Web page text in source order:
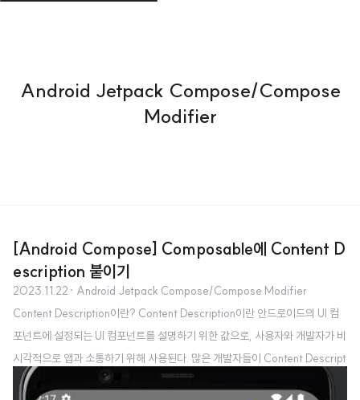
Android Jetpack Compose/Compose
Modifier
[Android Compose] Composable에 Content D
escription 붙이기
2023.11.22 · Android Jetpack Compose/Compose Modifier
Content Description이란? Content Description이란 안드로이드의 UI 컴
포넌트에 설정되는 UI 컴포넌트를 설명하기 위한 값으로, 사용자와 개발자가 비
시각적으로 앱과 소통하기 위해 사용된다. 많은 개발자들이 Content Descript
ion을 빈 값으로 설정하거나 null 값으로 설정하는 방식을 취하지만, Content